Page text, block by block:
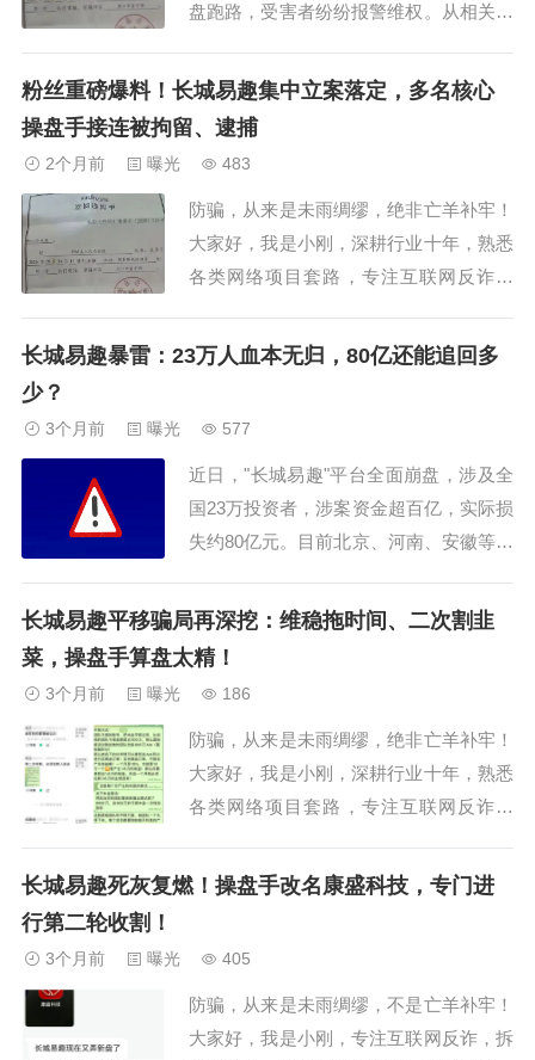
盘跑路，受害者纷纷报警维权。从相关通
活动罪，于 2026 年 5 月 21 日被依法执
行逮捕，现被羁押在周口市看守所。近年
来，国家对传销项目的打击力度日益加
外，...
粉丝重磅爆料！长城易趣集中立案落定，多名核心
操盘手接连被拘留、逮捕
2个月前 曝光 483
防骗，从来是未雨绸缪，绝非亡羊补牢！
大家好，我是小刚，深耕行业十年，熟悉
各类网络项目套路，专注互联网反诈科
所帮助。近期不少长城易趣受害投资人陆
拘留、逮捕文书...
长城易趣暴雷：23万人血本无归，80亿还能追回多
少？
3个月前 曝光 577
近日，"长城易趣"平台全面崩盘，涉及全
国23万投资者，涉案资金超百亿，实际损
失约80亿元。目前北京、河南、安徽等全
并不意味着资金能被追回。一、精心伪装
的"国企"外衣该平台最大的噱头就是"正部
级央企控股"...
长城易趣平移骗局再深挖：维稳拖时间、二次割韭
菜，操盘手算盘太精！
3个月前 曝光 186
防骗，从来是未雨绸缪，绝非亡羊补牢！
大家好，我是小刚，深耕行业十年，熟悉
各类网络项目套路，专注互联网反诈科
所帮助。之前我们就发过文章，跟大家提
粉丝给我发来了...
长城易趣死灰复燃！操盘手改名康盛科技，专门进
行第二轮收割！
3个月前 曝光 405
防骗，从来是未雨绸缪，不是亡羊补牢！
大家好，我是小刚，专注互联网反诈，拆